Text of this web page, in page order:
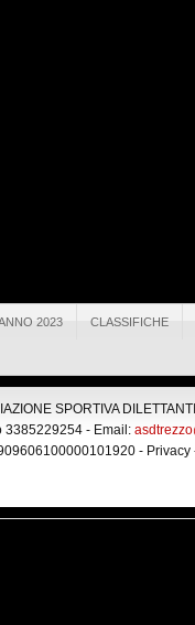
2023 CLASSIFICHE
SPORTIVA
3385229254 - Email:
- Privacy